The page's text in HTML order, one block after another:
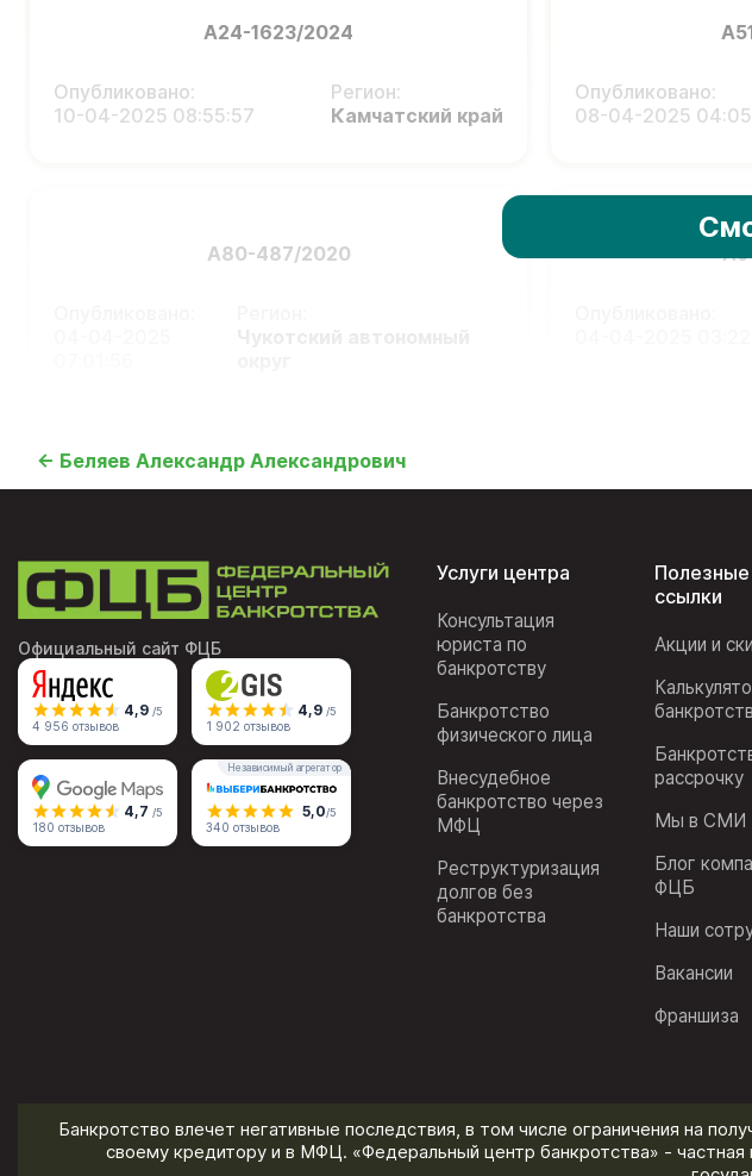
А24-1623/2024
Опубликовано:
10-04-2025 08:55:57
Регион:
Камчатский край
Опубликовано:
08-04-2025
А80-487/2020
← Беляев Александр Александрович
Официальный сайт ФЦБ
4,9 /5
4 956 отзывов
4,9 /5
1 902 отзывов
4,7 /5
180 отзывов
Независимый агрегатор
5,0/5
340 отзывов
Услуги центра
Консультация
юриста по
банкротству
Банкротство
физического лица
Внесудебное
банкротство через
МФЦ
Реструктуризация
долгов без
банкротства
Полезные
ссылки
Акции и
рассрочку
Мы в СМИ
Блог
ФЦБ
Наши
Вакансии
Франшиза
Банкротство влечет негативные последствия, в том числе ограничения на
своему кредитору и в МФЦ. «Федеральный центр банкротства» -